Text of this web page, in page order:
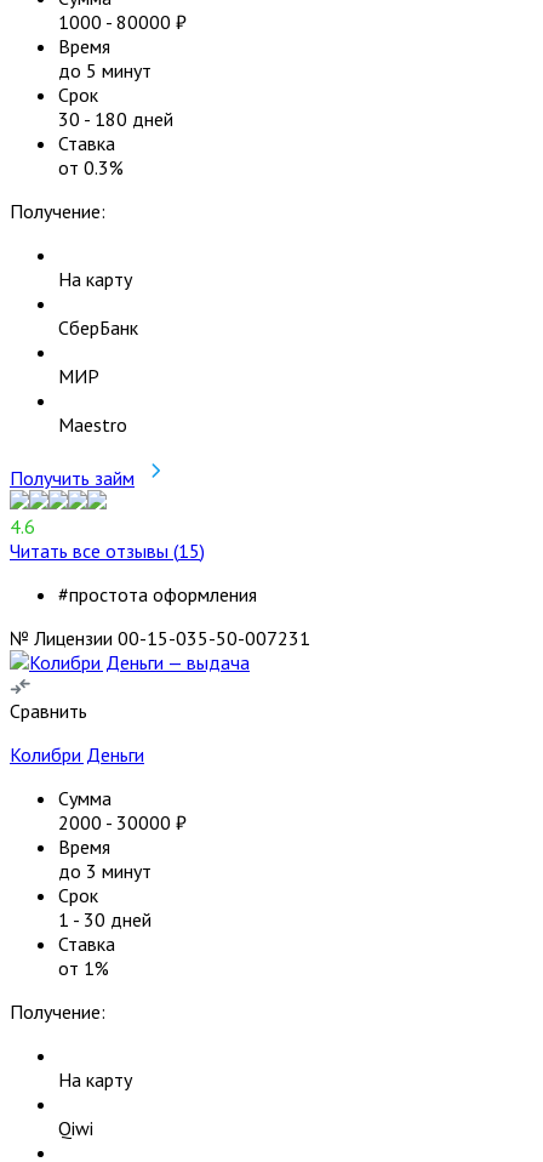
1000 - 80000 ₽
Время
до 5 минут
Срок
30 - 180 дней
Ставка
от 0.3%
Получение:
На карту
СберБанк
МИР
Maestro
Получить займ
4.6
Читать все отзывы (15)
#простота оформления
№ Лицензии 00-15-035-50-007231
Сравнить
Колибри Деньги
Сумма
2000 - 30000 ₽
Время
до 3 минут
Срок
1 - 30 дней
Ставка
от 1%
Получение:
На карту
Qiwi